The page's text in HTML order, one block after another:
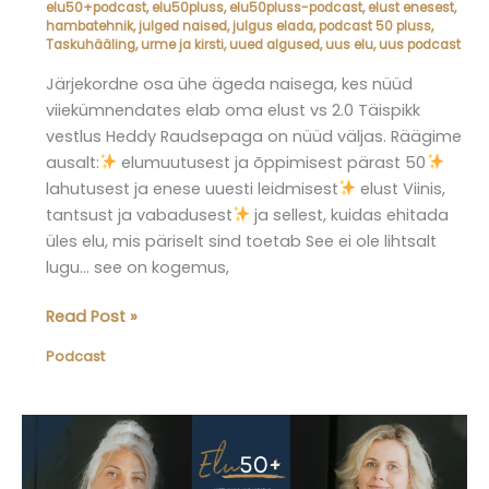
elu50+podcast,elu50pluss,elu50pluss-podcast,elust enesest,
hambatehnik,julged naised,julgus elada,podcast 50 pluss,
Taskuhääling,urme ja kirsti,uued algused,uus elu,uus podcast
Järjekordne osa ühe ägeda naisega, kes nüüd
viiekümnendates elab oma elust vs 2.0 Täispikk
vestlus Heddy Raudsepaga on nüüd väljas. Räägime
ausalt:
elumuutusest ja õppimisest pärast 50
lahutusest ja enese uuesti leidmisest
elust Viinis,
tantsust ja vabadusest
ja sellest, kuidas ehitada
üles elu, mis päriselt sind toetab See ei ole lihtsalt
lugu… see on kogemus,
Elu50pluss
osa
Külas
Heddy
Raudsepp
Read Post »
Podcast